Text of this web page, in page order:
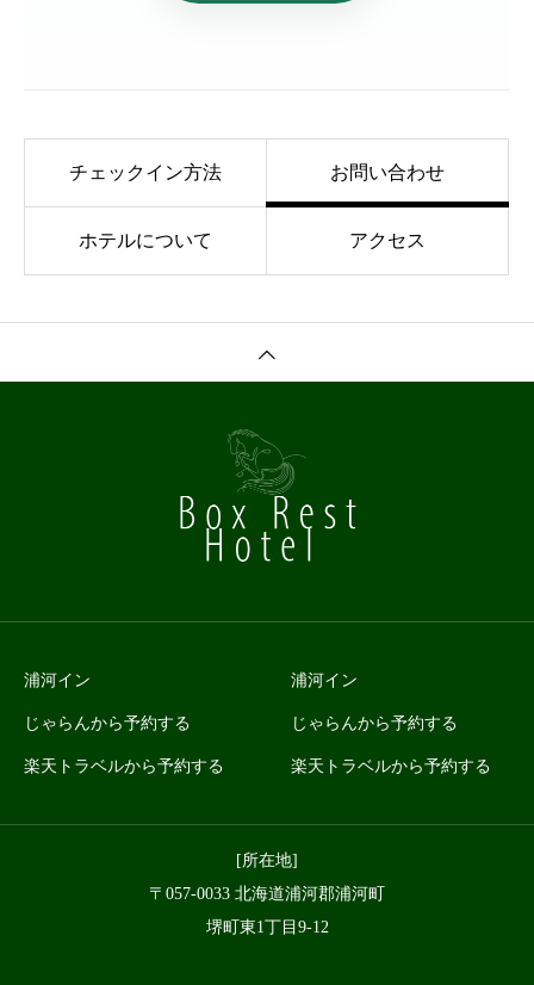
チェックイン方法 お問い合わせ
ホテルについて アクセス
浦河イン
じゃらんから予約する
楽天トラベルから予約する
浦河イン
じゃらんから予約する
楽天トラベルから予約する
[所在地]
〒057-0033 北海道浦河郡浦河町
堺町東1丁目9-12